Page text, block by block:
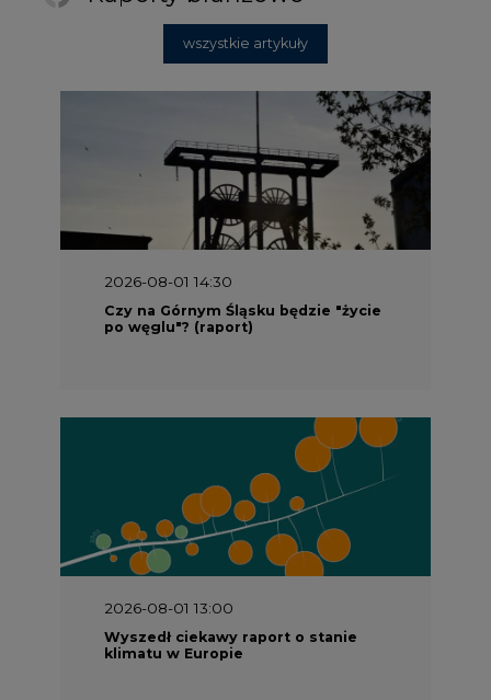
wszystkie artykuły
2026-08-01 14:30
Czy na Górnym Śląsku będzie "życie
po węglu"? (raport)
2026-08-01 13:00
Wyszedł ciekawy raport o stanie
klimatu w Europie